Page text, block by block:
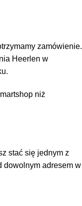
zamówienie.
Heerlen w
niż
stać się jednym z
dowolnym adresem w